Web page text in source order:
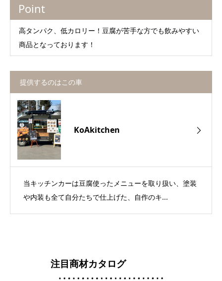
Point
高タンパク、低カロリー！豆腐が苦手な方でも飲みやすい
商品となっております！
提供するのはこの車
KoAkitchen
当キッチンカーは豆腐使ったメニューを取り扱い、塗装
や内装も全て自分たちで仕上げた、自作のキ...
注目商材カタログ